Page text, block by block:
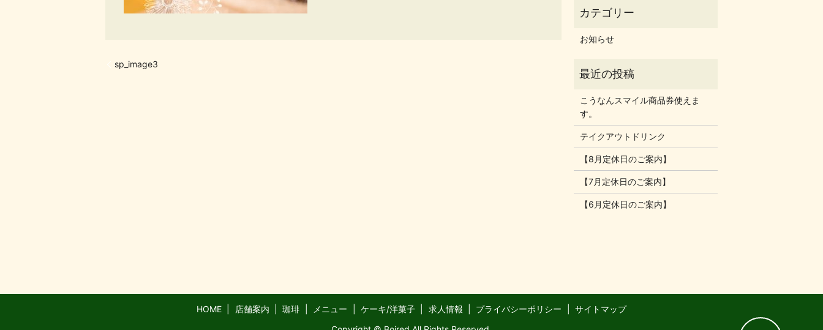
sp_image3
お知らせ
こうなんスマイル商品券使えま
す。
テイクアウトドリンク
【8月定休日のご案内】
【7月定休日のご案内】
【6月定休日のご案内】
HOME 店舗案内 珈琲 メニュー ケーキ/洋菓子 求人情報 プライバシーポリシー
サイトマップ